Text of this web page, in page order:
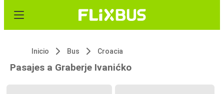
Inicio Bus Croacia
Pasajes a Graberje Ivanićko